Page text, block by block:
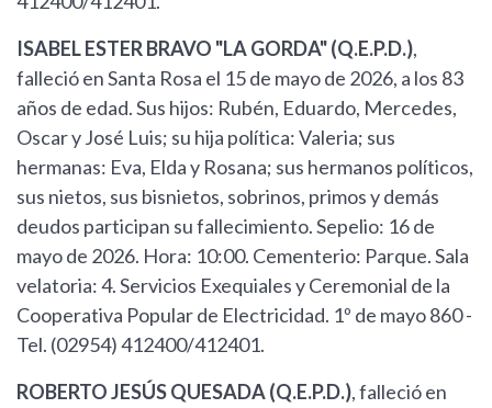
ISABEL ESTER BRAVO "LA GORDA" (Q.E.P.D.),
falleció en Santa Rosa el 15 de mayo de 2026, a los 83
años de edad. Sus hijos: Rubén, Eduardo, Mercedes,
Oscar y José Luis; su hija política: Valeria; sus
hermanas: Eva, Elda y Rosana; sus hermanos políticos,
sus nietos, sus bisnietos, sobrinos, primos y demás
deudos participan su fallecimiento. Sepelio: 16 de
mayo de 2026. Hora: 10:00. Cementerio: Parque. Sala
velatoria: 4. Servicios Exequiales y Ceremonial de la
Cooperativa Popular de Electricidad. 1º de mayo 860 -
Tel. (02954) 412400/412401.
ROBERTO JESÚS QUESADA (Q.E.P.D.), falleció en